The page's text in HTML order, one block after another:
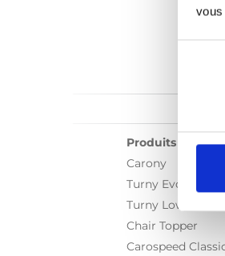
Produits
Carony
Turny Evo
Turny Low Vehicle
Chair Topper
Carospeed